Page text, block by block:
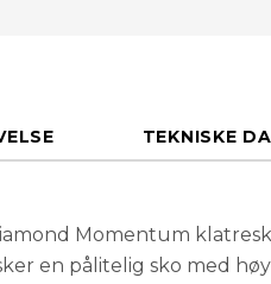
TEKNISKE
Momentum
en pålitelig sko med